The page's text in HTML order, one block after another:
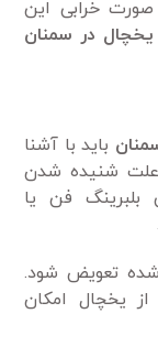
خرابی این
یخچال در سمنان
باید با آشنا
علت شنیده شدن
بلبرینگ فن یا
تعویض شود.
یخچال امکان